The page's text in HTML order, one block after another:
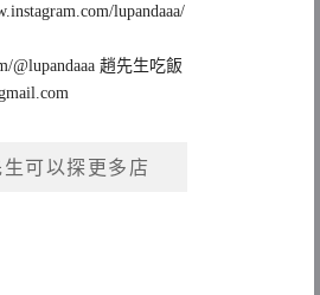
lupandaaa/
@lupandaaa 趙先生吃飯
可以探更多店